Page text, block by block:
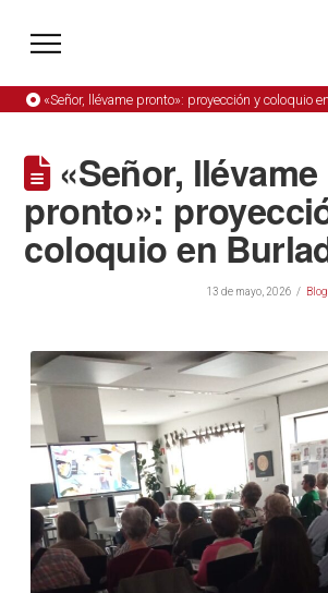
«Señor, llévame pronto»: proyección y coloquio
«Señor, llévame
pronto»:
coloquio en
13 de mayo, 2026